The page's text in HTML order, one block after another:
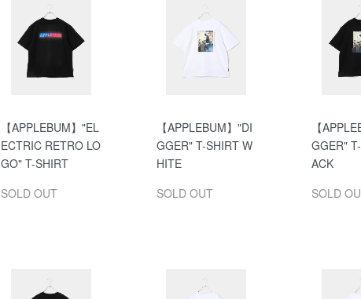
【APPLEBUM】"EL
ECTRIC RETRO LO
GO" T-SHIRT
SOLD OUT
【APPLEBUM】"DI
GGER" T-SHIRT W
HITE
SOLD OUT
【
GGER"
ACK
SOLD